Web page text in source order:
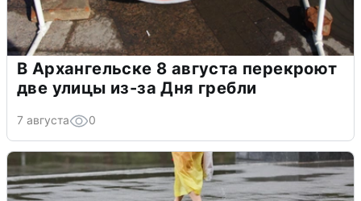
В Архангельске 8 августа перекроют
две улицы из-за Дня гребли
7 августа 0